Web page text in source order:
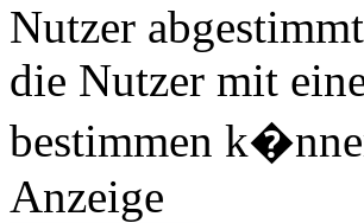
Nutzer
die Nutzer mit
bestimmen
Anzeige